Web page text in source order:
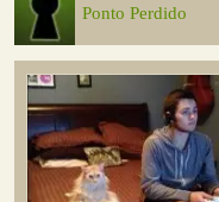
Ponto Perdido